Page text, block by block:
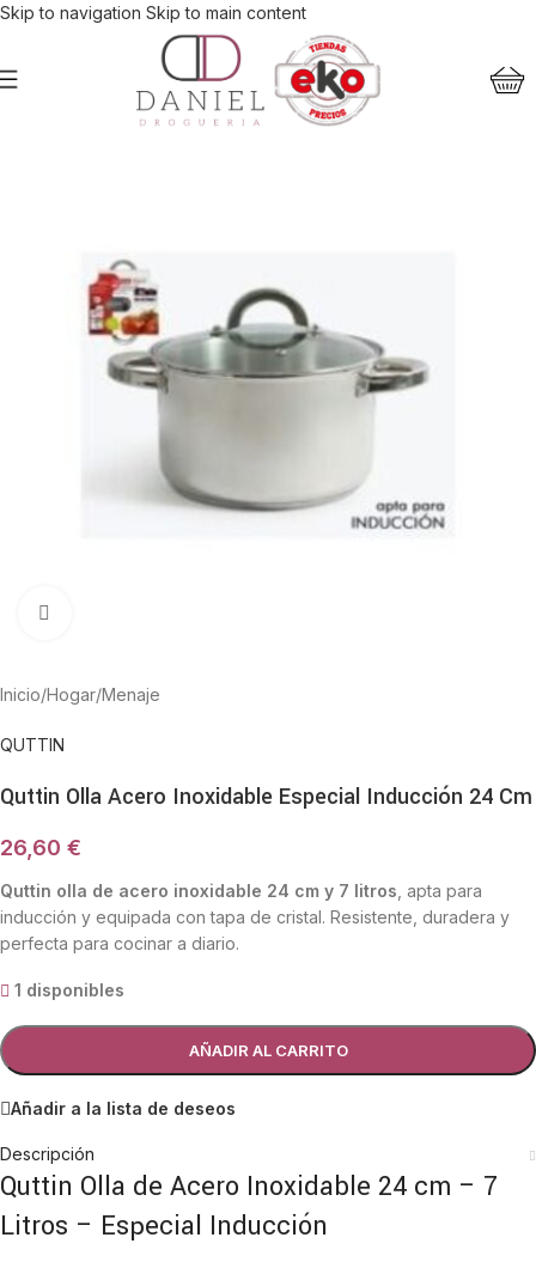
Skip to navigation Skip to main content
Inicio/Hogar/Menaje
QUTTIN
Quttin Olla Acero Inoxidable Especial Inducción 24 Cm
26,60 €
Quttin olla de acero inoxidable 24 cm y 7 litros , apta para
inducción y equipada con tapa de cristal. Resistente, duradera y
perfecta para cocinar a diario.
1 disponibles
AÑADIR AL CARRITO
Añadir a la lista de deseos
Descripción
Quttin Olla de Acero Inoxidable 24 cm – 7
Litros – Especial Inducción